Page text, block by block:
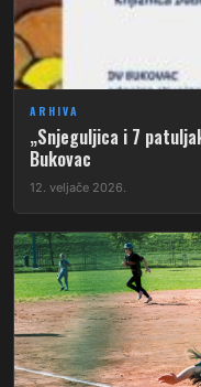
ARHIVA
„Snjeguljica i 7
Bukovac
12. veljače 2026.